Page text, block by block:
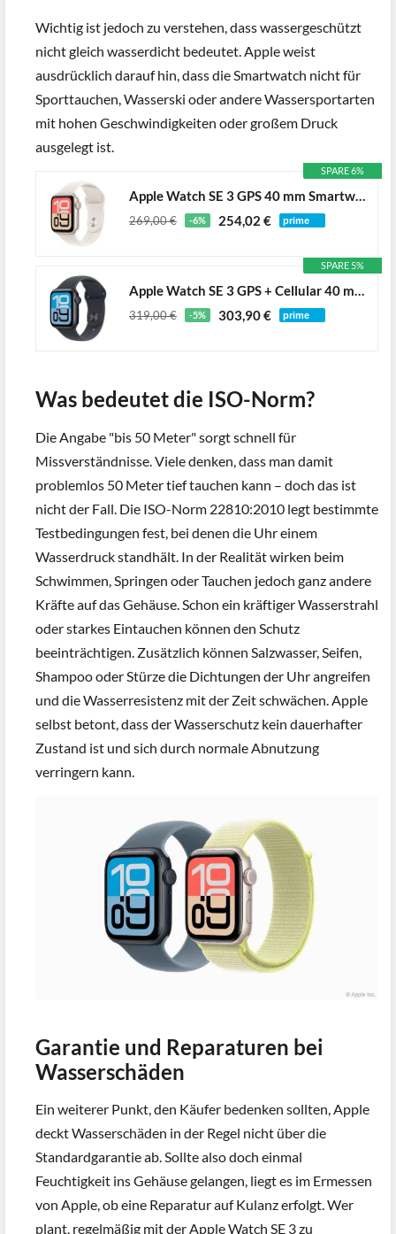
Wichtig ist jedoch zu verstehen, dass wassergeschützt
nicht gleich wasserdicht bedeutet. Apple weist
ausdrücklich darauf hin, dass die Smartwatch nicht für
Sporttauchen, Wasserski oder andere Wassersportarten
mit hohen Geschwindigkeiten oder großem Druck
ausgelegt ist.
SPARE 6%
Apple Watch SE 3 GPS 40 mm Smartwatch mit Aluminiumgehäuse in Polarstern und Sportarmband in Polarstern (S/M). Fitness‑ und Schlaftracker, Herzfrequenzmesser, Always-On Display, Wasserschutz
269,00 € -6% 254,02 €
SPARE 5%
Apple Watch SE 3 GPS + Cellular 40 mm Smartwatch mit Aluminiumgehäuse in Mitternacht und Sportarmband in Mitternacht (M/L). Fitness‑ und Schlaftracker, Herzfrequenzmesser, Always-On Display
319,00 € -5% 303,90 €
Was bedeutet die ISO-Norm?
Die Angabe "bis 50 Meter" sorgt schnell für
Missverständnisse. Viele denken, dass man damit
problemlos 50 Meter tief tauchen kann – doch das ist
nicht der Fall. Die ISO-Norm 22810:2010 legt bestimmte
Testbedingungen fest, bei denen die Uhr einem
Wasserdruck standhält. In der Realität wirken beim
Schwimmen, Springen oder Tauchen jedoch ganz andere
Kräfte auf das Gehäuse. Schon ein kräftiger Wasserstrahl
oder starkes Eintauchen können den Schutz
beeinträchtigen. Zusätzlich können Salzwasser, Seifen,
Shampoo oder Stürze die Dichtungen der Uhr angreifen
und die Wasserresistenz mit der Zeit schwächen. Apple
selbst betont, dass der Wasserschutz kein dauerhafter
Zustand ist und sich durch normale Abnutzung
verringern kann.
Garantie und Reparaturen bei
Wasserschäden
Ein weiterer Punkt, den Käufer bedenken sollten, Apple
deckt Wasserschäden in der Regel nicht über die
Standardgarantie ab. Sollte also doch einmal
Feuchtigkeit ins Gehäuse gelangen, liegt es im Ermessen
von Apple, ob eine Reparatur auf Kulanz erfolgt. Wer
plant, regelmäßig mit der Apple Watch SE 3 zu